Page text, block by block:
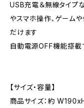
USB充電＆無線タイプ
やスマホ操作、ゲーム
だけます
自動電源OFF機能搭載
【サイズ・容量】
商品サイズ：約